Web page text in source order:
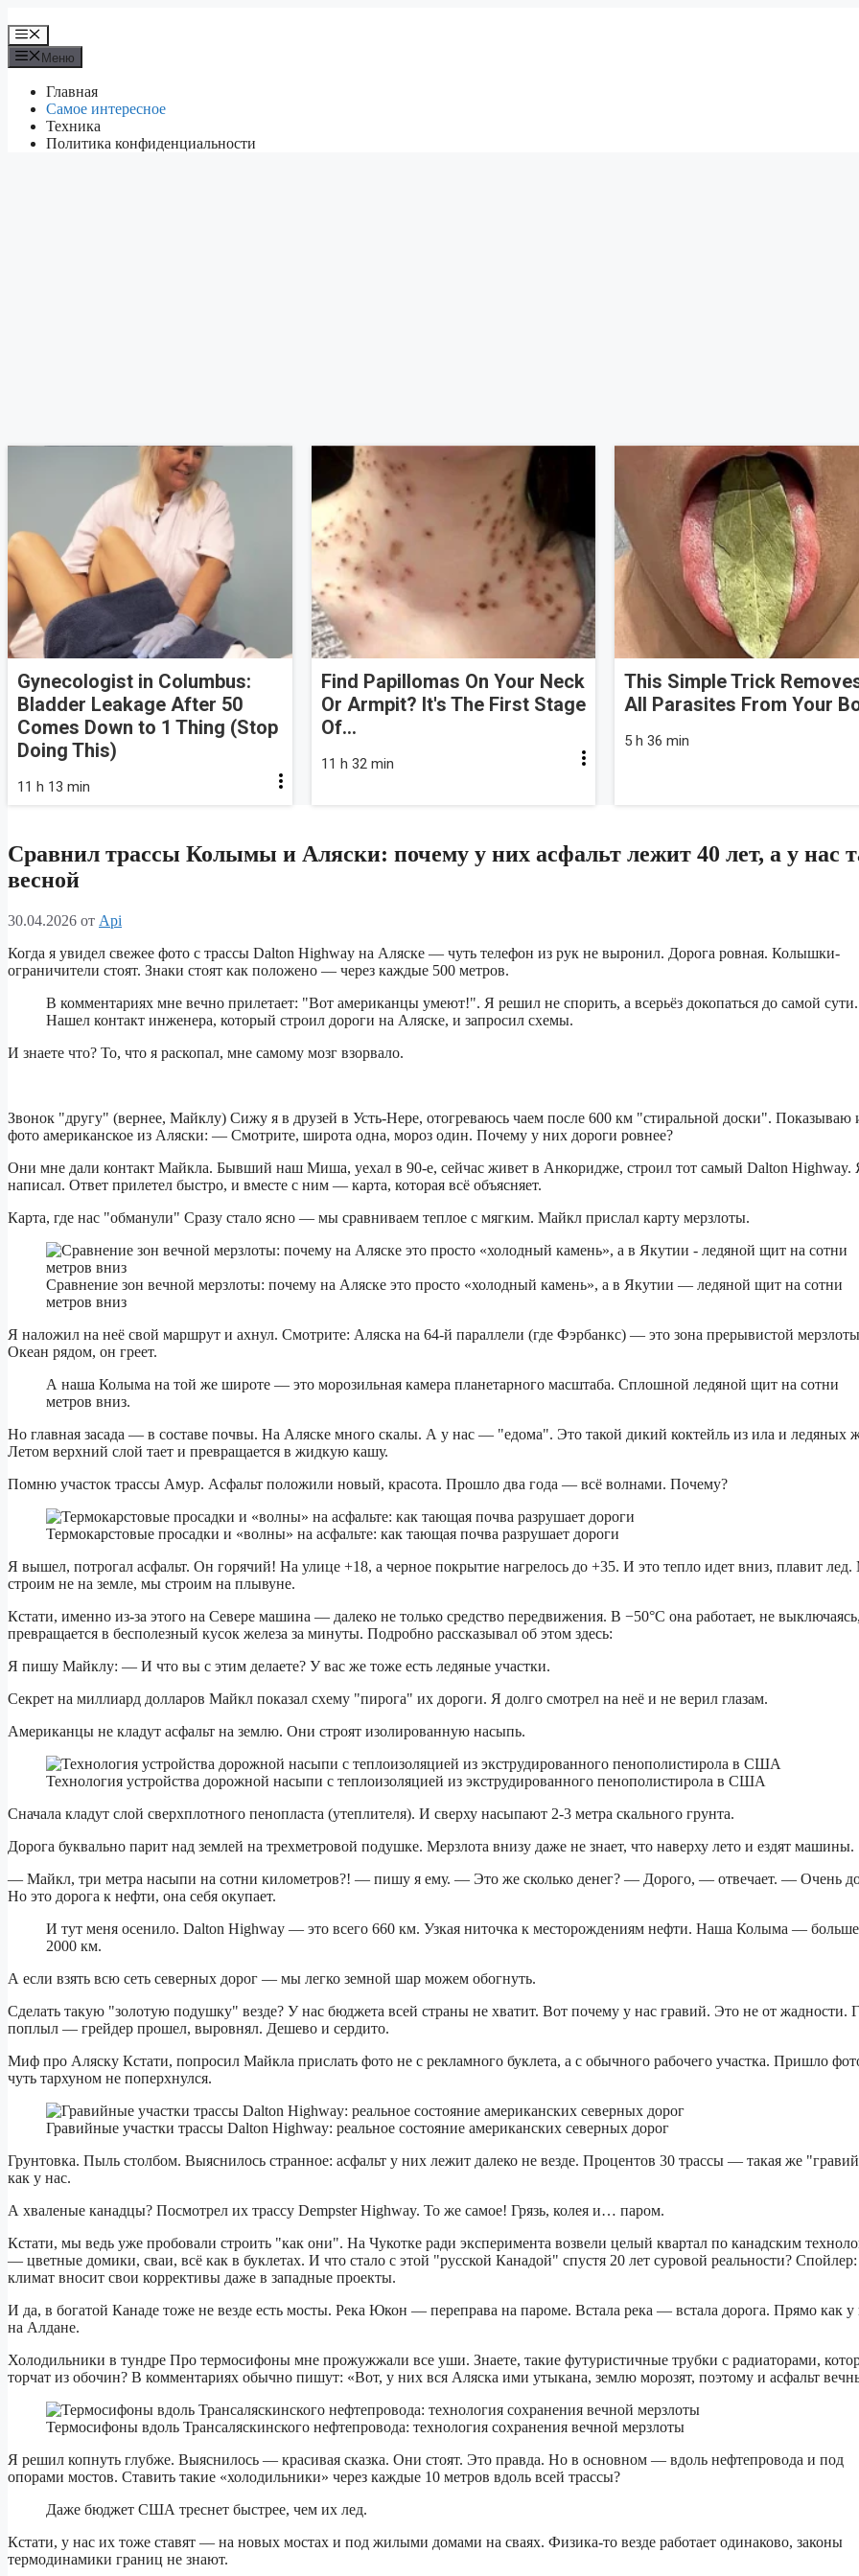
к
содержимому
Меню
Меню
Главная
Самое интересное
Техника
Политика конфиденциальности
Gynecologist in Columbus:
Bladder Leakage After 50
Comes Down to 1 Thing (Stop
Doing This)
11 h 13 min
Find Papillomas On Your Neck
Or Armpit? It's The First Stage
Of...
11 h 32 min
This Simple Trick
All Parasites From Your
5 h 36 min
Сравнил трассы Колымы и Аляски: почему у них асфальт лежит 40 лет, а у нас
весной
30.04.2026 от Api
Когда я увидел свежее фото с трассы Dalton Highway на Аляске — чуть телефон из рук не выронил. Дорога ровная. Колышки-
ограничители стоят. Знаки стоят как положено — через каждые 500 метров.
В комментариях мне вечно прилетает: "Вот американцы умеют!". Я решил не спорить, а всерьёз докопаться до самой сути.
Нашел контакт инженера, который строил дороги на Аляске, и запросил схемы.
И знаете что? То, что я раскопал, мне самому мозг взорвало.
Звонок "другу" (вернее, Майклу) Сижу я в друзей в Усть-Нере, отогреваюсь чаем после 600 км "стиральной доски". Показываю
фото американское из Аляски: — Смотрите, широта одна, мороз один. Почему у них дороги ровнее?
Они мне дали контакт Майкла. Бывший наш Миша, уехал в 90-е, сейчас живет в Анкоридже, строил тот самый Dalton Highway.
написал. Ответ прилетел быстро, и вместе с ним — карта, которая всё объясняет.
Карта, где нас "обманули" Сразу стало ясно — мы сравниваем теплое с мягким. Майкл прислал карту мерзлоты.
Сравнение зон вечной мерзлоты: почему на Аляске это просто «холодный камень», а в Якутии — ледяной щит на сотни
метров вниз
Я наложил на неё свой маршрут и ахнул. Смотрите: Аляска на 64-й параллели (где Фэрбанкс) — это зона прерывистой
Океан рядом, он греет.
А наша Колыма на той же широте — это морозильная камера планетарного масштаба. Сплошной ледяной щит на сотни
метров вниз.
Но главная засада — в составе почвы. На Аляске много скалы. А у нас — "едома". Это такой дикий коктейль из ила и ледяных
Летом верхний слой тает и превращается в жидкую кашу.
Помню участок трассы Амур. Асфальт положили новый, красота. Прошло два года — всё волнами. Почему?
Термокарстовые просадки и «волны» на асфальте: как тающая почва разрушает дороги
Я вышел, потрогал асфальт. Он горячий! На улице +18, а черное покрытие нагрелось до +35. И это тепло идет вниз, плавит
строим не на земле, мы строим на плывуне.
Кстати, именно из-за этого на Севере машина — далеко не только средство передвижения. В −50°C она работает, не
превращается в бесполезный кусок железа за минуты. Подробно рассказывал об этом здесь:
Я пишу Майклу: — И что вы с этим делаете? У вас же тоже есть ледяные участки.
Секрет на миллиард долларов Майкл показал схему "пирога" их дороги. Я долго смотрел на неё и не верил глазам.
Американцы не кладут асфальт на землю. Они строят изолированную насыпь.
Технология устройства дорожной насыпи с теплоизоляцией из экструдированного пенополистирола в США
Сначала кладут слой сверхплотного пенопласта (утеплителя). И сверху насыпают 2-3 метра скального грунта.
Дорога буквально парит над землей на трехметровой подушке. Мерзлота внизу даже не знает, что наверху лето и ездят машины.
— Майкл, три метра насыпи на сотни километров?! — пишу я ему. — Это же сколько денег? — Дорого, — отвечает. — Очень
Но это дорога к нефти, она себя окупает.
И тут меня осенило. Dalton Highway — это всего 660 км. Узкая ниточка к месторождениям нефти. Наша Колыма — больше
2000 км.
А если взять всю сеть северных дорог — мы легко земной шар можем обогнуть.
Сделать такую "золотую подушку" везде? У нас бюджета всей страны не хватит. Вот почему у нас гравий. Это не от жадности.
поплыл — грейдер прошел, выровнял. Дешево и сердито.
Миф про Аляску Кстати, попросил Майкла прислать фото не с рекламного буклета, а с обычного рабочего участка. Пришло
чуть тархуном не поперхнулся.
Гравийные участки трассы Dalton Highway: реальное состояние американских северных дорог
Грунтовка. Пыль столбом. Выяснилось странное: асфальт у них лежит далеко не везде. Процентов 30 трассы — такая же
как у нас.
А хваленые канадцы? Посмотрел их трассу Dempster Highway. То же самое! Грязь, колея и… паром.
Кстати, мы ведь уже пробовали строить "как они". На Чукотке ради эксперимента возвели целый квартал по канадским
— цветные домики, сваи, всё как в буклетах. И что стало с этой "русской Канадой" спустя 20 лет суровой реальности?
климат вносит свои коррективы даже в западные проекты.
И да, в богатой Канаде тоже не везде есть мосты. Река Юкон — переправа на пароме. Встала река — встала дорога. Прямо как у
на Алдане.
Холодильники в тундре Про термосифоны мне прожужжали все уши. Знаете, такие футуристичные трубки с радиаторами,
торчат из обочин? В комментариях обычно пишут: «Вот, у них вся Аляска ими утыкана, землю морозят, поэтому и асфальт
Термосифоны вдоль Трансаляскинского нефтепровода: технология сохранения вечной мерзлоты
Я решил копнуть глубже. Выяснилось — красивая сказка. Они стоят. Это правда. Но в основном — вдоль нефтепровода и под
опорами мостов. Ставить такие «холодильники» через каждые 10 метров вдоль всей трассы?
Даже бюджет США треснет быстрее, чем их лед.
Кстати, у нас их тоже ставят — на новых мостах и под жилыми домами на сваях. Физика-то везде работает одинаково, законы
термодинамики границ не знают.